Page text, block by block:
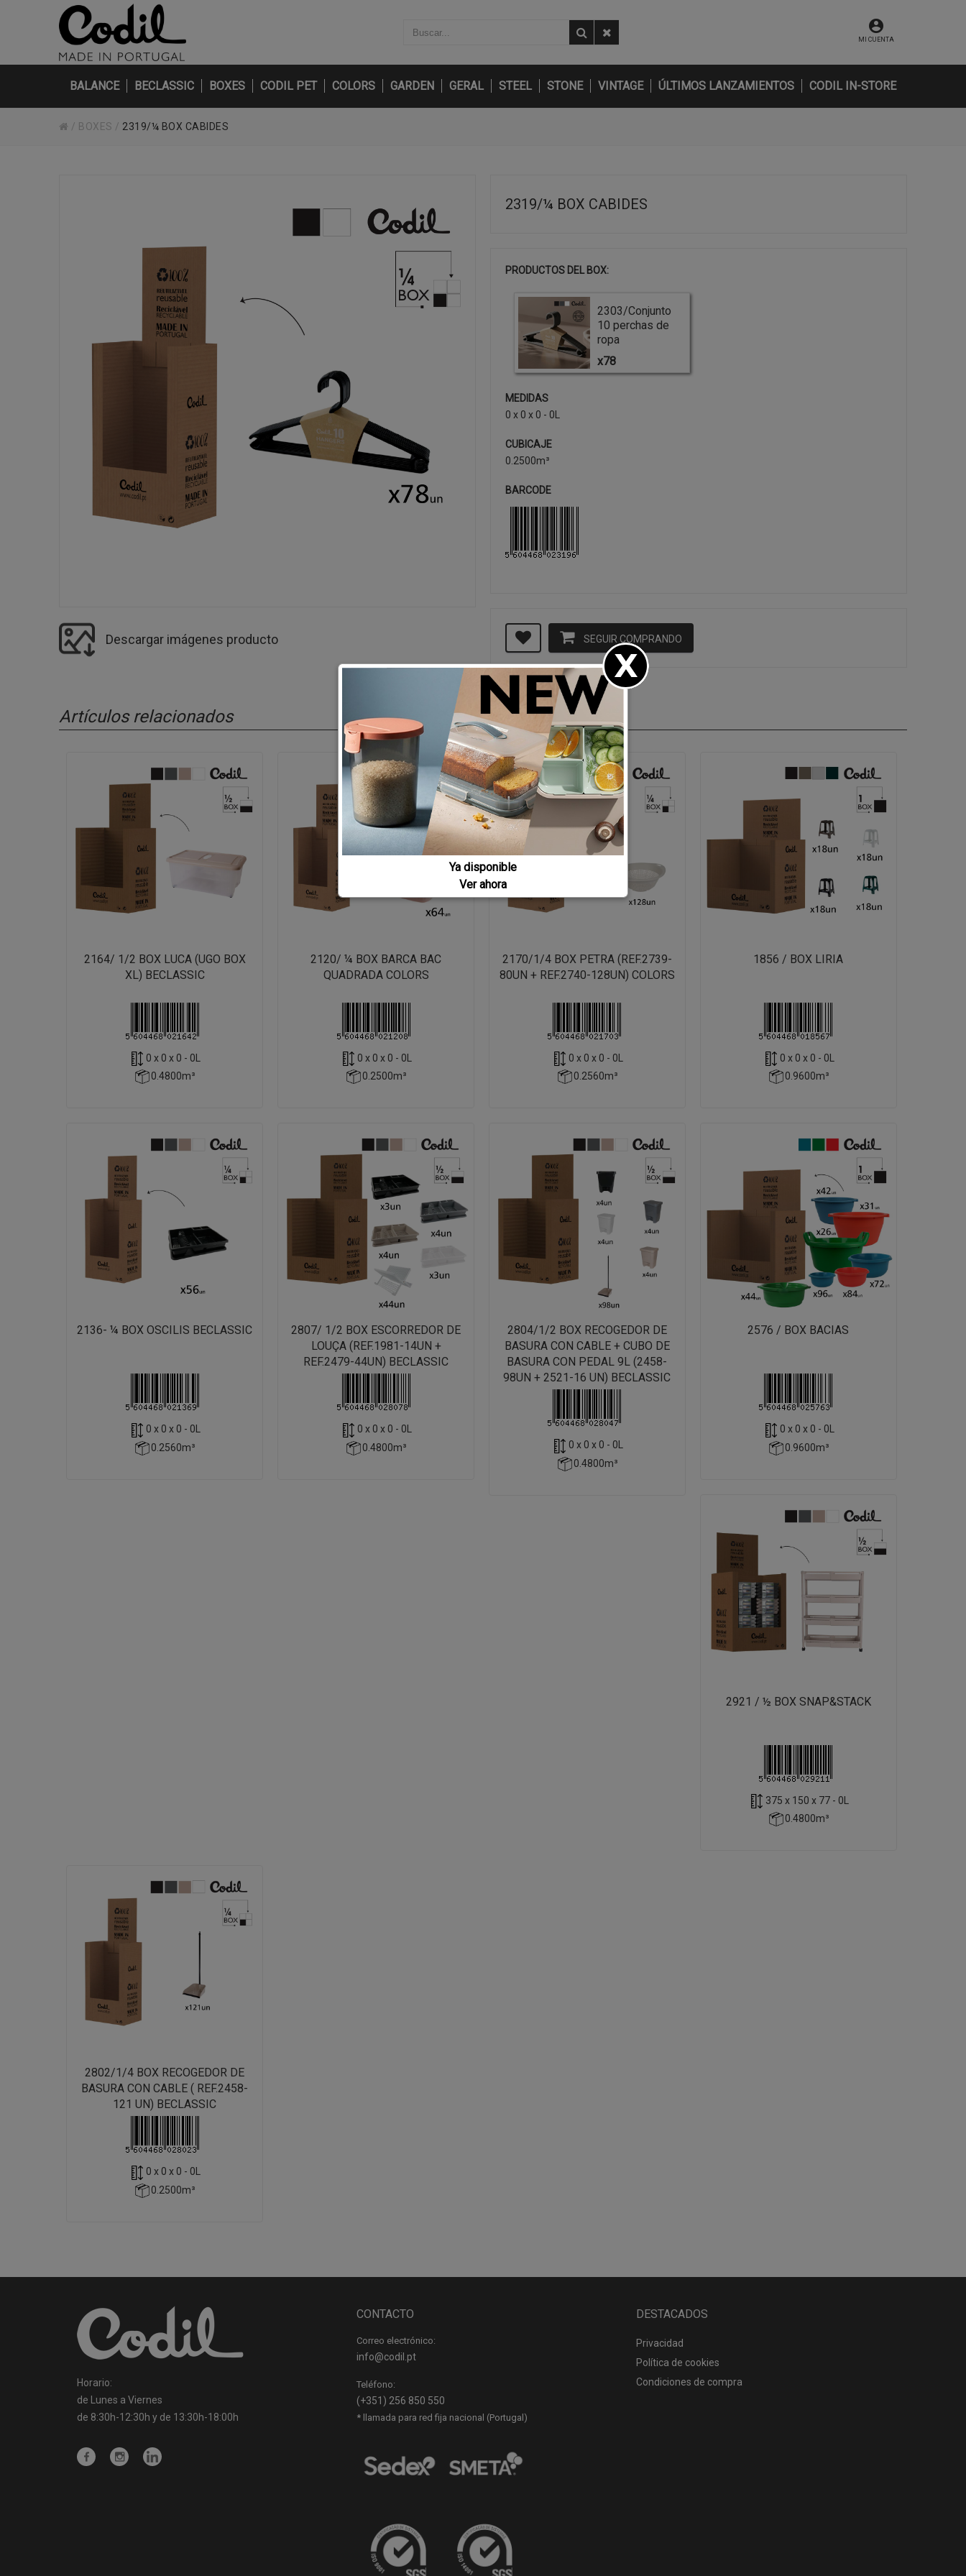
MI CUENTA
BALANCE BECLASSIC BOXES CODIL PET COLORS GARDEN GERAL STEEL STONE VINTAGE ÚLTIMOS LANZAMIENTOS CODIL IN-STORE
/ BOXES / 2319/¼ BOX CABIDES
Descargar imágenes producto
2319/¼ BOX CABIDES
PRODUCTOS DEL BOX:
2303/Conjunto
10 perchas de
ropa
x78
MEDIDAS
0 x 0 x 0 - 0L
CUBICAJE
0.2500m³
BARCODE
SEGUIR COMPRANDO
Artículos relacionados
2164/ 1/2 BOX LUCA (UGO BOX
XL) BECLASSIC
0 x 0 x 0 - 0L
0.4800m³
2120/ ¼ BOX BARCA BAC
QUADRADA COLORS
0 x 0 x 0 - 0L
0.2500m³
2170/1/4 BOX PETRA (REF.2739-
80UN + REF.2740-128UN) COLORS
0 x 0 x 0 - 0L
0.2560m³
1856 / BOX LIRIA
0 x 0 x 0 - 0L
0.9600m³
2136- ¼ BOX OSCILIS BECLASSIC
0 x 0 x 0 - 0L
0.2560m³
2807/ 1/2 BOX ESCORREDOR DE
LOUÇA (REF.1981-14UN +
REF.2479-44UN) BECLASSIC
0 x 0 x 0 - 0L
0.4800m³
2804/1/2 BOX RECOGEDOR DE
BASURA CON CABLE + CUBO DE
BASURA CON PEDAL 9L (2458-
98UN + 2521-16 UN) BECLASSIC
0 x 0 x 0 - 0L
0.4800m³
2576 / BOX BACIAS
0 x 0 x 0 - 0L
0.9600m³
2921 / ½ BOX SNAP&STACK
375 x 150 x 77 - 0L
0.4800m³
2802/1/4 BOX RECOGEDOR DE
BASURA CON CABLE ( REF.2458-
121 UN) BECLASSIC
0 x 0 x 0 - 0L
0.2500m³
Horario:
de Lunes a Viernes
de 8:30h-12:30h y de 13:30h-18:00h
CONTACTO
Correo electrónico:
info@codil.pt
Teléfono:
(+351) 256 850 550
* llamada para red fija nacional (Portugal)
DESTACADOS
Privacidad
Política de cookies
Condiciones de compra
Ya disponible
Ver ahora